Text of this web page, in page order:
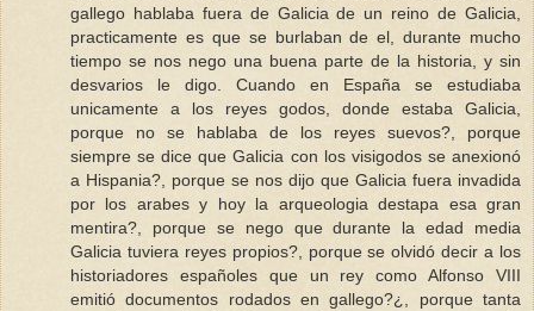
gallego hablaba fuera de Galicia de un reino de Galicia,
practicamente es que se burlaban de el, durante mucho
tiempo se nos nego una buena parte de la historia, y sin
desvarios le digo. Cuando en España se estudiaba
unicamente a los reyes godos, donde estaba Galicia,
porque no se hablaba de los reyes suevos?, porque
siempre se dice que Galicia con los visigodos se anexionó
a Hispania?, porque se nos dijo que Galicia fuera invadida
por los arabes y hoy la arqueologia destapa esa gran
mentira?, porque se nego que durante la edad media
Galicia tuviera reyes propios?, porque se olvidó decir a los
historiadores españoles que un rey como Alfonso VIII
emitió documentos rodados en gallego?¿, porque tanta